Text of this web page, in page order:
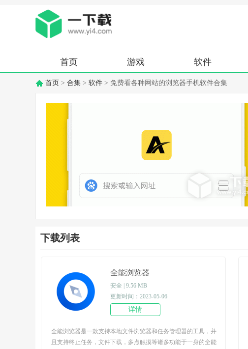
首页 游戏 软件
首页 > 合集 > 软件 > 免费看各种网站的浏览器手机软件合集
下载列表
全能浏览器
安全 | 9.56 MB
更新时间：2023-05-06
详情
全能浏览器是一款支持本地文件浏览器和任务管理器的工具，并
且支持终止任务，文件下载，多点触摸等诸多功能于一身的全能